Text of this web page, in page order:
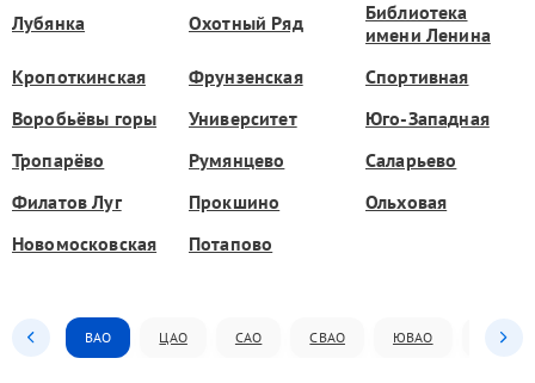
Лубянка Охотный Ряд
Библиотека
имени Ленина
Кропоткинская
Фрунзенская
Спортивная
Воробьёвы горы
Университет
Юго-Западная
Тропарёво
Румянцево
Саларьево
Филатов Луг
Прокшино
Ольховая
Новомосковская
Потапово
ВАО ЦАО САО СВАО ЮВАО ЮАО